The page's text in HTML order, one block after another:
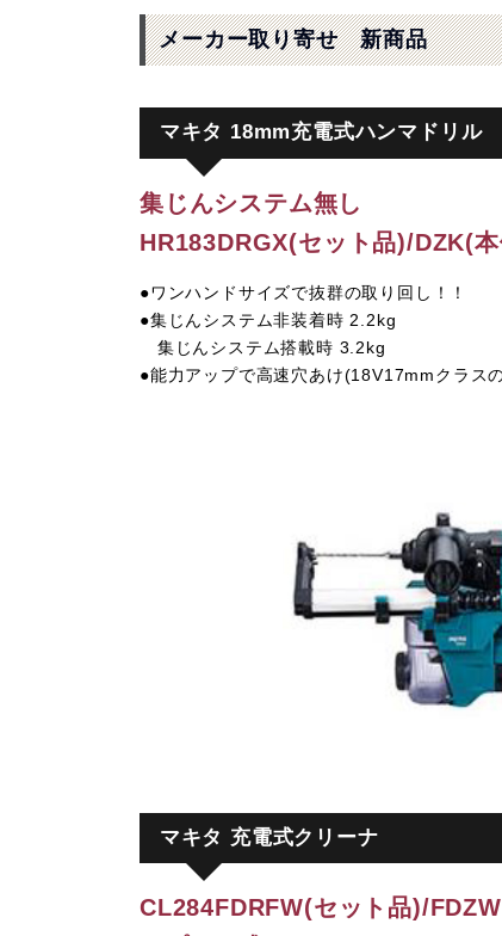
メーカー取り寄せ 新商品
マキタ 18mm充電式ハンマドリル
集じんシステム無し
HR183DRGX(セット品)/DZK(
●ワンハンドサイズで抜群の取り回し！！
●集じんシステム非装着時 2.2kg
集じんシステム搭載時 3.2kg
●能力アップで高速穴あけ(18V17mmクラス
マキタ 充電式クリーナ
CL284FDRFW(セット品)/